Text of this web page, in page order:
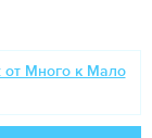
от Много к Мало